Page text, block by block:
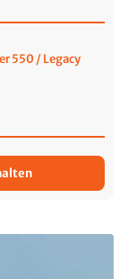
550 / Legacy